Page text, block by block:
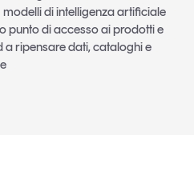
di intelligenza artificiale
punto di accesso ai prodotti e
ripensare dati, cataloghi e